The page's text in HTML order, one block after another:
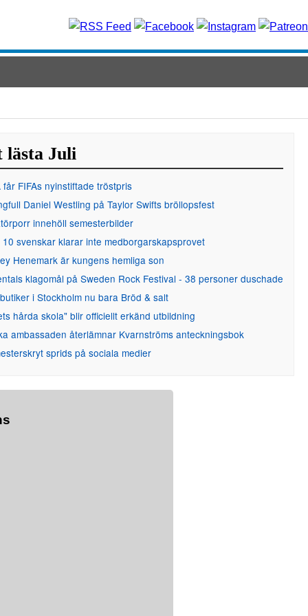
lästa Juli
får FIFAs nyinstiftade tröstpris
Daniel Westling på Taylor Swifts bröllopsfest
innehöll semesterbilder
10 svenskar klarar inte medborgarskapsprovet
Henemark är kungens hemliga son
klagomål på Sweden Rock Festival - 38 personer duschade
i Stockholm nu bara Bröd & salt
hårda skola" blir officiellt erkänd utbildning
ambassaden återlämnar Kvarnströms anteckningsbok
sprids på sociala medier